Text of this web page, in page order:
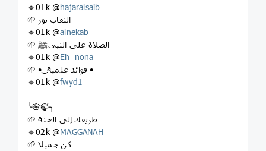
🔹01k @hajaralsaib
🌱 النقاب نور
🔹01k @alnekab
🌱 الصلاة على النبيﷺ
🔹01k @Eh_nona
🌱 • ͜ فوائد علمية •
🔹01k @fwyd1
╰🌸🍃╮
🌱 طريقك إلى الجنة
🔹02k @MAGGANAH
🌱 كن جميلا